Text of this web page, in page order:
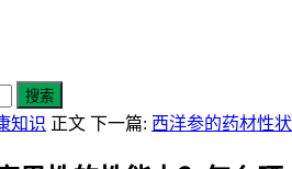
搜索
知识 正文 下一篇: 西洋参的药材性